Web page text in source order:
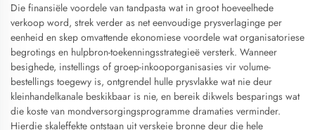
Die finansiële voordele van tandpasta wat in groot hoeveelhede
verkoop word, strek verder as net eenvoudige prysverlaginge per
eenheid en skep omvattende ekonomiese voordele wat organisatoriese
begrotings en hulpbron-toekenningsstrategieë versterk. Wanneer
besighede, instellings of groep-inkooporganisasies vir volume-
bestellings toegewy is, ontgrendel hulle prysvlakke wat nie deur
kleinhandelkanale beskikbaar is nie, en bereik dikwels besparings wat
die koste van mondversorgingsprogramme dramaties verminder.
Hierdie skaleffekte ontstaan uit verskeie bronne deur die hele